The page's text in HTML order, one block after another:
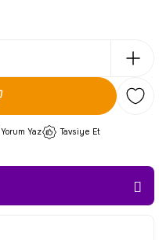
Yorum Yaz Tavsiye Et